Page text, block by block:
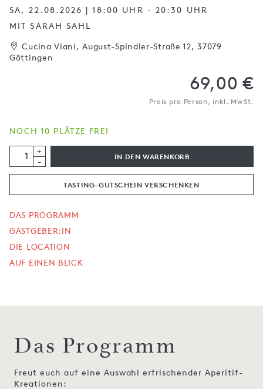
SA, 22.08.2026 | 18:00 UHR - 20:30 UHR
MIT SARAH SAHL
Cucina Viani, August-Spindler-Straße 12, 37079
Göttingen
69,00 €
Preis pro Person, inkl. MwSt.
NOCH 10 PLÄTZE FREI
+
-
IN DEN WARENKORB
TASTING-GUTSCHEIN VERSCHENKEN
DAS PROGRAMM
GASTGEBER:IN
DIE LOCATION
AUF EINEN BLICK
Das Programm
Freut euch auf eine Auswahl erfrischender Aperitif-
Kreationen: